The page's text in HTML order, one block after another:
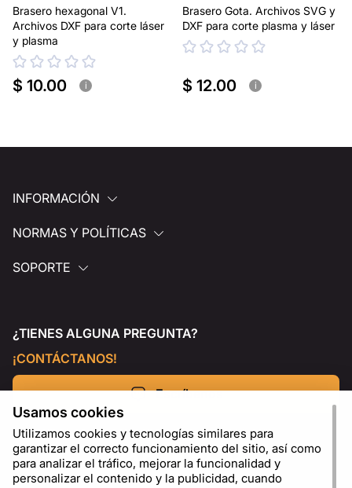
Brasero hexagonal V1.
Archivos DXF para corte láser
y plasma
$ 10.00 i
Brasero Gota. Archivos SVG y
DXF para corte plasma y láser
$ 12.00 i
INFORMACIÓN
NORMAS Y POLÍTICAS
SOPORTE
¿TIENES ALGUNA PREGUNTA?
¡CONTÁCTANOS!
Escríbenos
Usamos cookies
Utilizamos cookies y tecnologías similares para
garantizar el correcto funcionamiento del sitio, así como
para analizar el tráfico, mejorar la funcionalidad y
personalizar el contenido y la publicidad, cuando